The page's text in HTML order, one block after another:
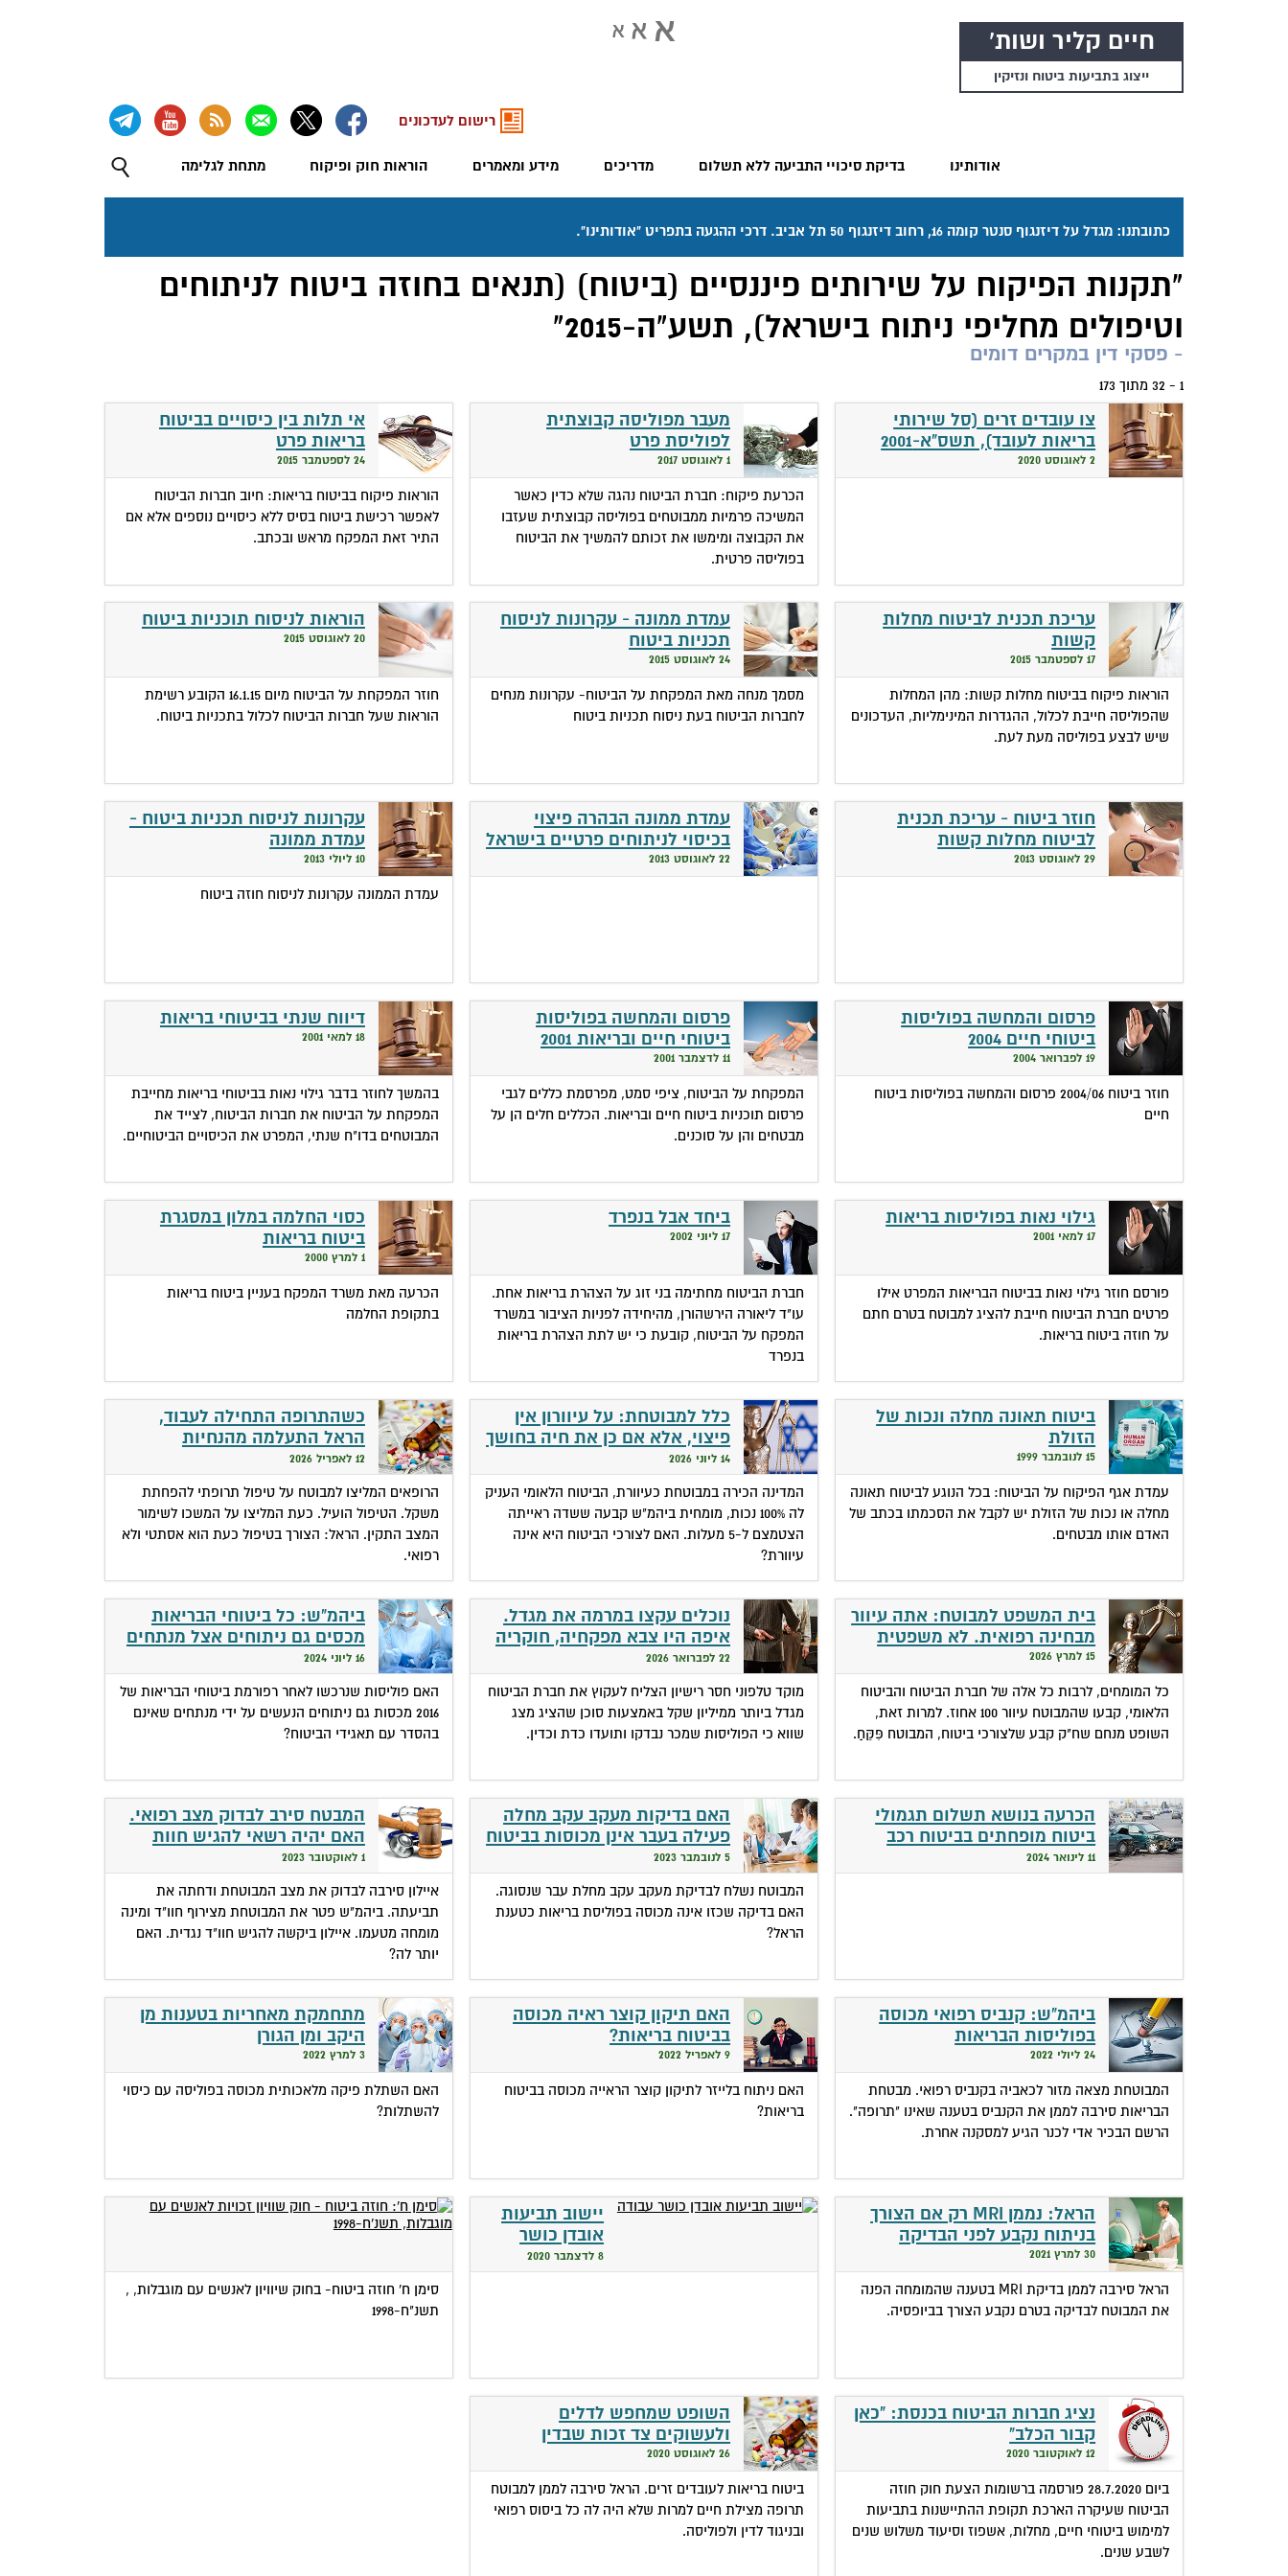
חיים קליר ושות'
ייצוג בתביעות ביטוח ונזיקין
אודותינו בדיקת סיכויי התביעה ללא תשלום מדריכים מידע ומאמרים הוראות חוק ופיקוח מתחת לגלימה
רישום לעדכונים
כתובתנו: מגדל על דיזנגוף סנטר קומה 16, רחוב דיזנגוף 50 תל אביב. דרכי ההגעה בתפריט "אודותינו".
"תקנות הפיקוח על שירותים פיננסיים (ביטוח) (תנאים בחוזה ביטוח לניתוחים
וטיפולים מחליפי ניתוח בישראל), תשע"ה-2015"
- פסקי דין במקרים דומים
1 - 32 מתוך 173
צו עובדים זרים (סל שירותי
בריאות לעובד), תשס"א-2001
2 לאוגוסט 2020
מעבר מפוליסה קבוצתית
לפוליסת פרט
1 לאוגוסט 2017
הכרעת פיקוח: חברת הביטוח נהגה שלא כדין כאשר
המשיכה פרמיות ממבוטחים בפוליסה קבוצתית שעזבו
את הקבוצה ומימשו את זכותם להמשיך את הביטוח
בפוליסה פרטית.
אי תלות בין כיסויים בביטוח
בריאות פרט
24 לספטמבר 2015
הוראות פיקוח בביטוח בריאות: חיוב חברות הביטוח
לאפשר רכישת ביטוח בסיס ללא כיסויים נוספים אלא אם
התיר זאת המפקח מראש ובכתב.
עריכת תכנית לביטוח מחלות
קשות
17 לספטמבר 2015
הוראות פיקוח בביטוח מחלות קשות: מהן המחלות
שהפוליסה חייבת לכלול, ההגדרות המינימליות, העדכונים
שיש לבצע בפוליסה מעת לעת.
עמדת ממונה - עקרונות לניסוח
תכניות ביטוח
24 לאוגוסט 2015
מסמך מנחה מאת המפקחת על הביטוח- עקרונות מנחים
לחברות הביטוח בעת ניסוח תכניות ביטוח
הוראות לניסוח תוכניות ביטוח
20 לאוגוסט 2015
חוזר המפקחת על הביטוח מיום 16.1.15 הקובע רשימת
הוראות שעל חברות הביטוח לכלול בתכניות ביטוח.
חוזר ביטוח - עריכת תכנית
לביטוח מחלות קשות
29 לאוגוסט 2013
עמדת ממונה הבהרה פיצוי
בכיסוי לניתוחים פרטיים בישראל
22 לאוגוסט 2013
עקרונות לניסוח תכניות ביטוח -
עמדת ממונה
10 ליולי 2013
עמדת הממונה עקרונות לניסוח חוזה ביטוח
פרסום והמחשה בפוליסות
ביטוחי חיים 2004
19 לפברואר 2004
חוזר ביטוח 2004/06 פרסום והמחשה בפוליסות ביטוח
חיים
פרסום והמחשה בפוליסות
ביטוחי חיים ובריאות 2001
11 לדצמבר 2001
המפקחת על הביטוח, ציפי סמט, מפרסמת כללים לגבי
פרסום תוכניות ביטוח חיים ובריאות. הכללים חלים הן על
מבטחים והן על סוכנים.
דיווח שנתי בביטוחי בריאות
18 למאי 2001
בהמשך לחוזר בדבר גילוי נאות בביטוחי בריאות מחייבת
המפקחת על הביטוח את חברות הביטוח, לצייד את
המבוטחים בדו"ח שנתי, המפרט את הכיסויים הביטוחיים.
גילוי נאות בפוליסות בריאות
17 למאי 2001
פורסם חוזר גילוי נאות בביטוח הבריאות המפרט אילו
פרטים חברת הביטוח חייבת להציג למבוטח בטרם חתם
על חוזה ביטוח בריאות.
ביחד אבל בנפרד
17 ליוני 2002
חברת הביטוח מחתימה בני זוג על הצהרת בריאות אחת.
עו"ד ליאורה הירשהורן, מהיחידה לפניות הציבור במשרד
המפקח על הביטוח, קובעת כי יש לתת הצהרת בריאות
בנפרד
כסוי החלמה במלון במסגרת
ביטוח בריאות
1 למרץ 2000
הכרעה מאת משרד המפקח בעניין ביטוח בריאות
בתקופת החלמה
ביטוח תאונה מחלה ונכות של
הזולת
15 לנובמבר 1999
עמדת אגף הפיקוח על הביטוח: בכל הנוגע לביטוח תאונה
מחלה או נכות של הזולת יש לקבל את הסכמתו בכתב של
האדם אותו מבטחים.
כלל למבוטחת: על עיוורון אין
פיצוי, אלא אם כן את חיה בחושך
מוחלט
14 ליוני 2026
המדינה הכירה במבוטחת כעיוורת, הביטוח הלאומי העניק
לה 100% נכות, מומחית ביהמ"ש קבעה ששדה ראייתה
הצטמצם ל-5 מעלות. האם לצורכי הביטוח היא אינה
עיוורת?
כשהתרופה התחילה לעבוד,
הראל התעלמה מהנחיות
הרופאים והפסיקה לממן
12 לאפריל 2026
הרופאים המליצו למבוטח על טיפול תרופתי להפחתת
משקל. הטיפול הועיל. כעת המליצו על המשכו לשימור
המצב התקין. הראל: הצורך בטיפול כעת הוא אסתטי ולא
רפואי.
בית המשפט למבוטח: אתה עיוור
מבחינה רפואית. לא משפטית
15 למרץ 2026
כל המומחים, לרבות כל אלה של חברת הביטוח והביטוח
הלאומי, קבעו שהמבוטח עיוור 100 אחוז. למרות זאת,
השופט מנחם שח"ק קבע שלצורכי ביטוח, המבוטח פִּקֵּחַ.
נוכלים עקצו במרמה את מגדל.
איפה היו צבא מפקחיה, חוקריה
ועורכי דינה?
22 לפברואר 2026
מוקד טלפוני חסר רישיון הצליח לעקוץ את חברת הביטוח
מגדל ביותר ממיליון שקל באמצעות סוכן שהציג מצג
שווא כי הפוליסות שמכר נבדקו ותועדו כדת וכדין.
ביהמ"ש: כל ביטוחי הבריאות
מכסים גם ניתוחים אצל מנתחים
שאינם בהסדר
16 ליוני 2024
האם פוליסות שנרכשו לאחר רפורמת ביטוחי הבריאות של
2016 מכסות גם ניתוחים הנעשים על ידי מנתחים שאינם
בהסדר עם תאגידי הביטוח?
הכרעה בנושא תשלום תגמולי
ביטוח מופחתים בביטוח רכב
(רכוש) בגין הפרש במחירי חלפים
כאשר הרכב תוקן במוסך שאינו
11 לינואר 2024
האם בדיקות מעקב עקב מחלה
פעילה בעבר אינן מכוסות בביטוח
בריאות?
5 לנובמבר 2023
המבוטח נשלח לבדיקת מעקב עקב מחלת עבר שנסוגה.
האם בדיקה שכזו אינה מכוסה בפוליסת בריאות כטענת
הראל?
המבטח סירב לבדוק מצב רפואי.
האם יהיה רשאי להגיש חוות
דעת נגדית?1 לאוקטובר 2023
איילון סירבה לבדוק את מצב המבוטחת ודחתה את
תביעתה. ביהמ"ש פטר את המבוטחת מצירוף חוו"ד ומינה
מומחה מטעמו. איילון ביקשה להגיש חוו"ד נגדית. האם
יותר לה?
ביהמ"ש: קנביס רפואי מכוסה
בפוליסות הבריאות
24 ליולי 2022
המבוטחת מצאה מזור לכאביה בקנביס רפואי. מבטחת
הבריאות סירבה לממן את הקנביס בטענה שאינו "תרופה".
הרשם הבכיר אדי לכנר הגיע למסקנה אחרת.
האם תיקון קוצר ראיה מכוסה
בביטוח בריאות?
9 לאפריל 2022
האם ניתוח בלייזר לתיקון קוצר הראייה מכוסה בביטוח
בריאות?
מתחמקת מאחריות בטענות מן
היקב ומן הגורן
3 למרץ 2022
האם השתלת פיקה מלאכותית מכוסה בפוליסה עם כיסוי
להשתלות?
הראל: נממן MRI רק אם הצורך
בניתוח נקבע לפני הבדיקה
30 למרץ 2021
הראל סירבה לממן בדיקת MRI בטענה שהמומחה הפנה
את המבוטח לבדיקה בטרם נקבע הצורך בביופסיה.
יישוב תביעות
אובדן כושר
עבודה
8 לדצמבר 2020
סימן ח': חוזה ביטוח - חוק שוויון זכויות
לאנשים עם מוגבלות, תשנ"ח-1998
סימן ח' חוזה ביטוח- בחוק שיוויון לאנשים עם מוגבלות, ,
תשנ"ח-1998
נציג חברות הביטוח בכנסת: "כאן
קבור הכלב"
12 לאוקטובר 2020
ביום 28.7.2020 פורסמה ברשומות הצעת חוק חוזה
הביטוח שעיקרה הארכת תקופת ההתיישנות בתביעות
למימוש ביטוחי חיים, מחלות, אשפוז וסיעוד משלוש שנים
לשבע שנים.
השופט שמחפש לדלים
ולעשוקים צד זכות שבדין
26 לאוגוסט 2020
ביטוח בריאות לעובדים זרים. הראל סירבה לממן למבוטח
תרופה מצילת חיים למרות שלא היה לה כל ביסוס רפואי
ובניגוד לדין ולפוליסה.